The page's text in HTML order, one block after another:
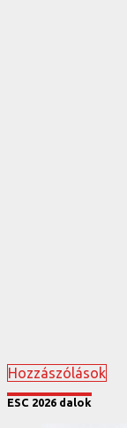
Hozzászólások
ESC 2026 dalok